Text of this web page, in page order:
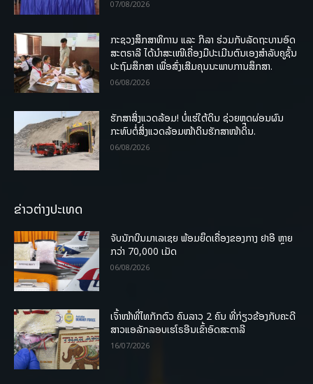
07/08/2026
ກະຊວງສຶກສາທິການ ແລະ ກິລາ ຮ່ວມກັບລັດຖະບານອົດ
ສະຕຣາລີ ໄດ້ນຳສະເໜີເຄື່ອງມືປະເມີນຕົນເອງສຳລັບຄູຊັ້ນ
ປະຖົມສຶກສາ ເພື່ອສົ່ງເສີມຄຸນນະພາບການສຶກສາ.
06/08/2026
ຮັກສາສິ່ງແວດລ້ອມ! ບໍ່ແຮ່ໃຕ້ດິນ ຊ່ວຍຫຼຸດຜ່ອນຜົນ
ກະທົບຕໍ່ສິ່ງແວດລ້ອມໜ້າດິນຮັກສາໜ້າດິນ.
06/08/2026
ຂ່າວຕ່າງປະເທດ
ຈັບນັກບິນມາເລເຊຍ ພ້ອມຍຶດເຄື່ອງຂອງກາງ ຢາອີ ຫຼາຍ
ກວ່າ 70,000 ເມັດ
06/08/2026
ເຈົ້າໜ້າທີ່ໄທກັກຕົວ ຄົນລາວ 2 ຄົນ ທີ່ກ່ຽວຂ້ອງກັບຄະດີ
ສາວແອລັກລອບເຮໂຣອີນເຂົ້າອົດສະຕາລີ
16/07/2026